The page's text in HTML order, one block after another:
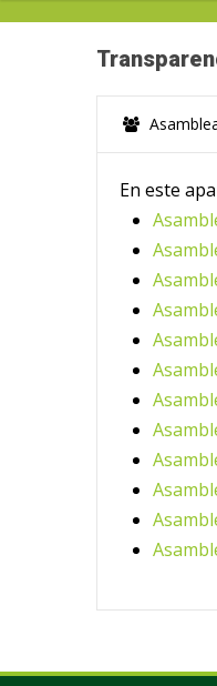
En este